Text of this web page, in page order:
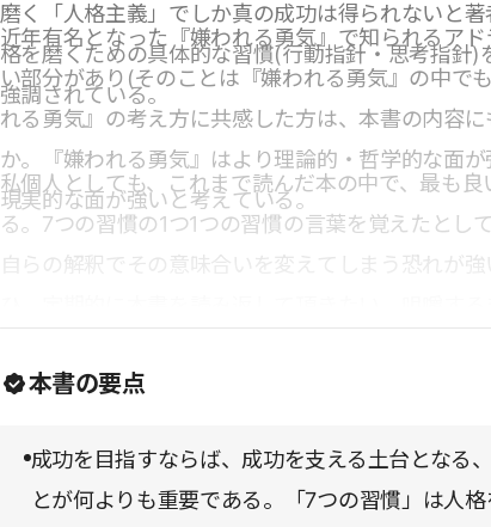
磨く「人格主義」でしか真の成功は得られないと
格を磨くための具体的な習慣(行動指針・思考指針)
強調されている。
近年有名となった『嫌われる勇気』で知られるア
い部分があり(そのことは『嫌われる勇気』の中で
れる勇気』の考え方に共感した方は、本書の内容
か。『嫌われる勇気』はより理論的・哲学的な面が
現実的な面が強いと考えている。
私個人としても、これまで読んだ本の中で、最も良
る。7つの習慣の1つ1つの習慣の言葉を覚えたとし
自らの解釈でその意味合いを変えてしまう恐れが
本書の要点
成功を目指すならば、成功を支える土台となる
とが何よりも重要である。「7つの習慣」は人